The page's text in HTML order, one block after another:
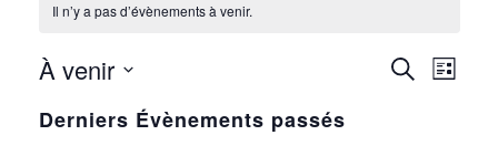
Il n’y a pas d’évènements à venir.
Recherche
Liste
À venir
une
date.
Derniers Évènements passés